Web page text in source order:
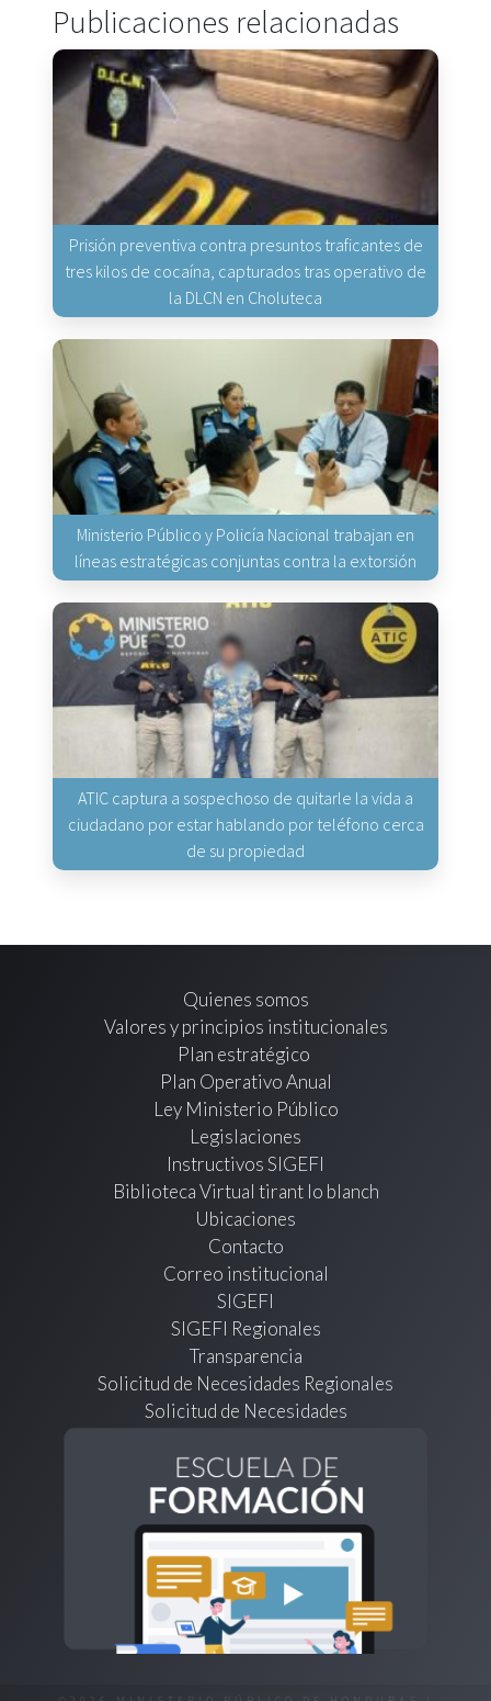
Publicaciones relacionadas
Prisión preventiva contra presuntos traficantes de
tres kilos de cocaína, capturados tras operativo de
la DLCN en Choluteca
Ministerio Público y Policía Nacional trabajan en
líneas estratégicas conjuntas contra la extorsión
ATIC captura a sospechoso de quitarle la vida a
ciudadano por estar hablando por teléfono cerca
de su propiedad
Quienes somos
Valores y principios institucionales
Plan estratégico
Plan Operativo Anual
Ley Ministerio Público
Legislaciones
Instructivos SIGEFI
Biblioteca Virtual tirant lo blanch
Ubicaciones
Contacto
Correo institucional
SIGEFI
SIGEFI Regionales
Transparencia
Solicitud de Necesidades Regionales
Solicitud de Necesidades